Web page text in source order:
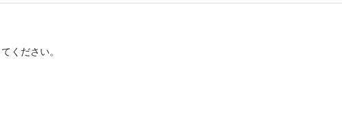
てください。